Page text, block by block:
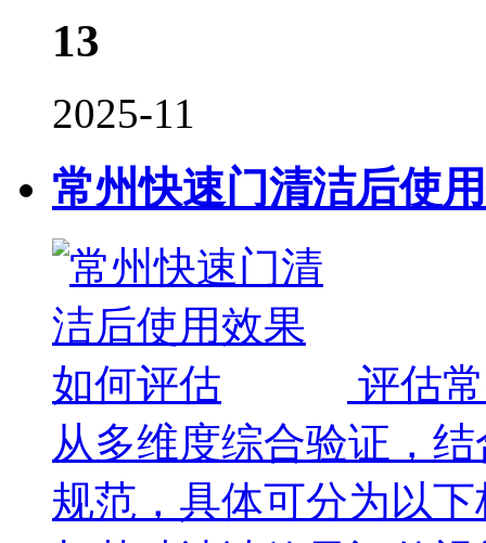
13
2025-11
常州快速门清洁后使
评估
从多维度综合验证，
规范，具体可分为以